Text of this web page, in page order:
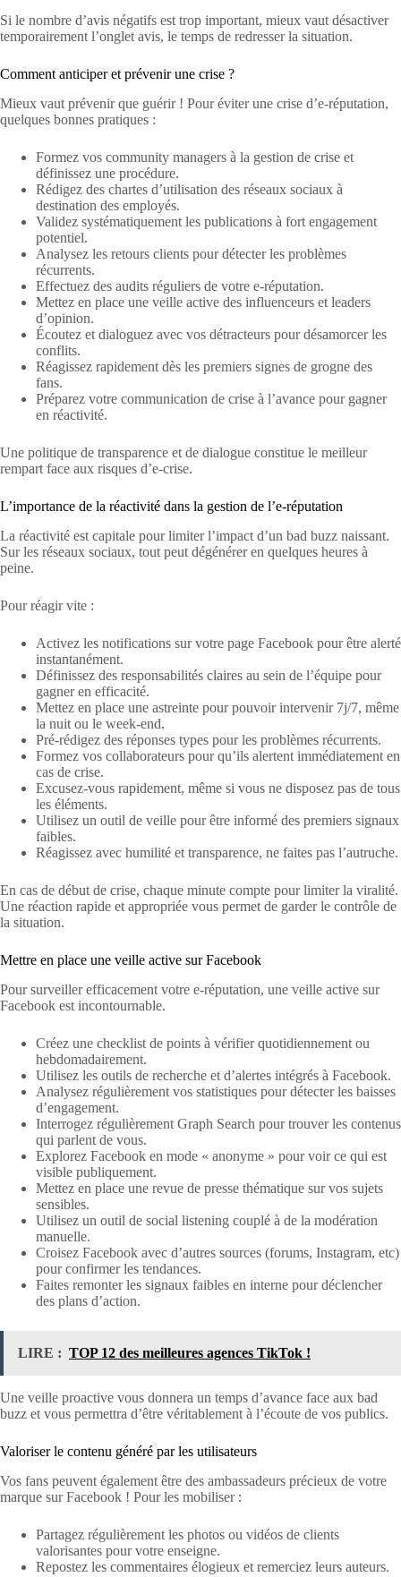
Si le nombre d’avis négatifs est trop important, mieux vaut désactiver
temporairement l’onglet avis, le temps de redresser la situation.
Comment anticiper et prévenir une crise ?
Mieux vaut prévenir que guérir ! Pour éviter une crise d’e-réputation,
quelques bonnes pratiques :
Formez vos community managers à la gestion de crise et
définissez une procédure.
Rédigez des chartes d’utilisation des réseaux sociaux à
destination des employés.
Validez systématiquement les publications à fort engagement
potentiel.
Analysez les retours clients pour détecter les problèmes
récurrents.
Effectuez des audits réguliers de votre e-réputation.
Mettez en place une veille active des influenceurs et leaders
d’opinion.
Écoutez et dialoguez avec vos détracteurs pour désamorcer les
conflits.
Réagissez rapidement dès les premiers signes de grogne des
fans.
Préparez votre communication de crise à l’avance pour gagner
en réactivité.
Une politique de transparence et de dialogue constitue le meilleur
rempart face aux risques d’e-crise.
L’importance de la réactivité dans la gestion de l’e-réputation
La réactivité est capitale pour limiter l’impact d’un bad buzz naissant.
Sur les réseaux sociaux, tout peut dégénérer en quelques heures à
peine.
Pour réagir vite :
Activez les notifications sur votre page Facebook pour être alerté
instantanément.
Définissez des responsabilités claires au sein de l’équipe pour
gagner en efficacité.
Mettez en place une astreinte pour pouvoir intervenir 7j/7, même
la nuit ou le week-end.
Pré-rédigez des réponses types pour les problèmes récurrents.
Formez vos collaborateurs pour qu’ils alertent immédiatement en
cas de crise.
Excusez-vous rapidement, même si vous ne disposez pas de tous
les éléments.
Utilisez un outil de veille pour être informé des premiers signaux
faibles.
Réagissez avec humilité et transparence, ne faites pas l’autruche.
En cas de début de crise, chaque minute compte pour limiter la viralité.
Une réaction rapide et appropriée vous permet de garder le contrôle de
la situation.
Mettre en place une veille active sur Facebook
Pour surveiller efficacement votre e-réputation, une veille active sur
Facebook est incontournable.
Créez une checklist de points à vérifier quotidiennement ou
hebdomadairement.
Utilisez les outils de recherche et d’alertes intégrés à Facebook.
Analysez régulièrement vos statistiques pour détecter les baisses
d’engagement.
Interrogez régulièrement Graph Search pour trouver les contenus
qui parlent de vous.
Explorez Facebook en mode « anonyme » pour voir ce qui est
visible publiquement.
Mettez en place une revue de presse thématique sur vos sujets
sensibles.
Utilisez un outil de social listening couplé à de la modération
manuelle.
Croisez Facebook avec d’autres sources (forums, Instagram, etc)
pour confirmer les tendances.
Faites remonter les signaux faibles en interne pour déclencher
des plans d’action.
LIRE : TOP 12 des meilleures agences TikTok !
Une veille proactive vous donnera un temps d’avance face aux bad
buzz et vous permettra d’être véritablement à l’écoute de vos publics.
Valoriser le contenu généré par les utilisateurs
Vos fans peuvent également être des ambassadeurs précieux de votre
marque sur Facebook ! Pour les mobiliser :
Partagez régulièrement les photos ou vidéos de clients
valorisantes pour votre enseigne.
Repostez les commentaires élogieux et remerciez leurs auteurs.